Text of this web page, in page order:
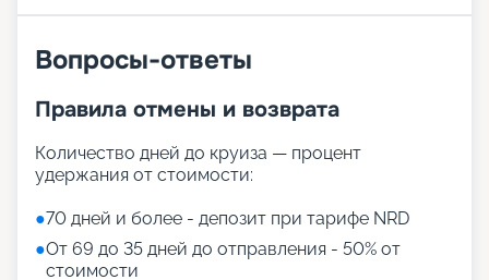
симуляторе серфинга.
Отправляйтесь в путешествие
вместе с «Круиз.онлайн»
Добро пожаловать в уникальное круизное
путешествие 2026 - 2027 гг. на борту лайнера
Anthem of the Seas! Наш лайнер представляет
собой не просто судно, а целое мироздание
развлечений, комфорта и передовых технологий,
призванных сделать ваш отдых незабываемым.
Вопросы-ответы
Правила отмены и возврата
Количество дней до круиза — процент
удержания от стоимости:
●70 дней и более - депозит при тарифе NRD
●От 69 до 35 дней до отправления - 50% от
стоимости